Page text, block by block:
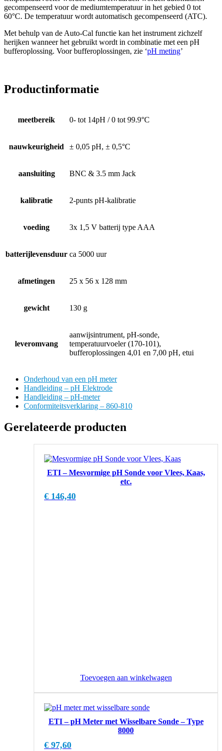
gecompenseerd voor de mediumtemperatuur in het gebied 0 tot
60°C. De temperatuur wordt automatisch gecompenseerd (ATC).
Met behulp van de Auto-Cal functie kan het instrument zichzelf
herijken wanneer het gebruikt wordt in combinatie met een pH
bufferoplossing. Voor bufferoplossingen, zie ‘pH meting’
Productinformatie
meetbereik 0- tot 14pH / 0 tot 99.9°C
nauwkeurigheid ± 0,05 pH, ± 0,5°C
aansluiting BNC & 3.5 mm Jack
kalibratie 2-punts pH-kalibratie
voeding 3x 1,5 V batterij type AAA
batterijlevensduur ca 5000 uur
afmetingen 25 x 56 x 128 mm
gewicht 130 g
leveromvang
aanwijsintrument, pH-sonde,
temperatuurvoeler (170-101),
bufferoplossingen 4,01 en 7,00 pH, etui
Onderhoud van een pH meter
Handleiding – pH Elektrode
Handleiding – pH-meter
Conformiteitsverklaring – 860-810
Gerelateerde producten
ETI – Mesvormige pH Sonde voor Vlees, Kaas,
etc.
€ 146,40
Toevoegen aan winkelwagen
ETI – pH Meter met Wisselbare Sonde – Type
8000
€ 97,60